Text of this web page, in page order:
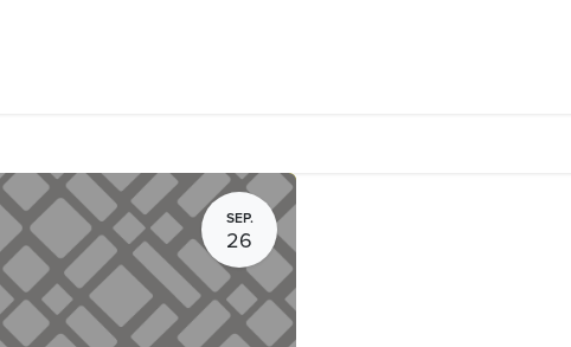
SEP.
26